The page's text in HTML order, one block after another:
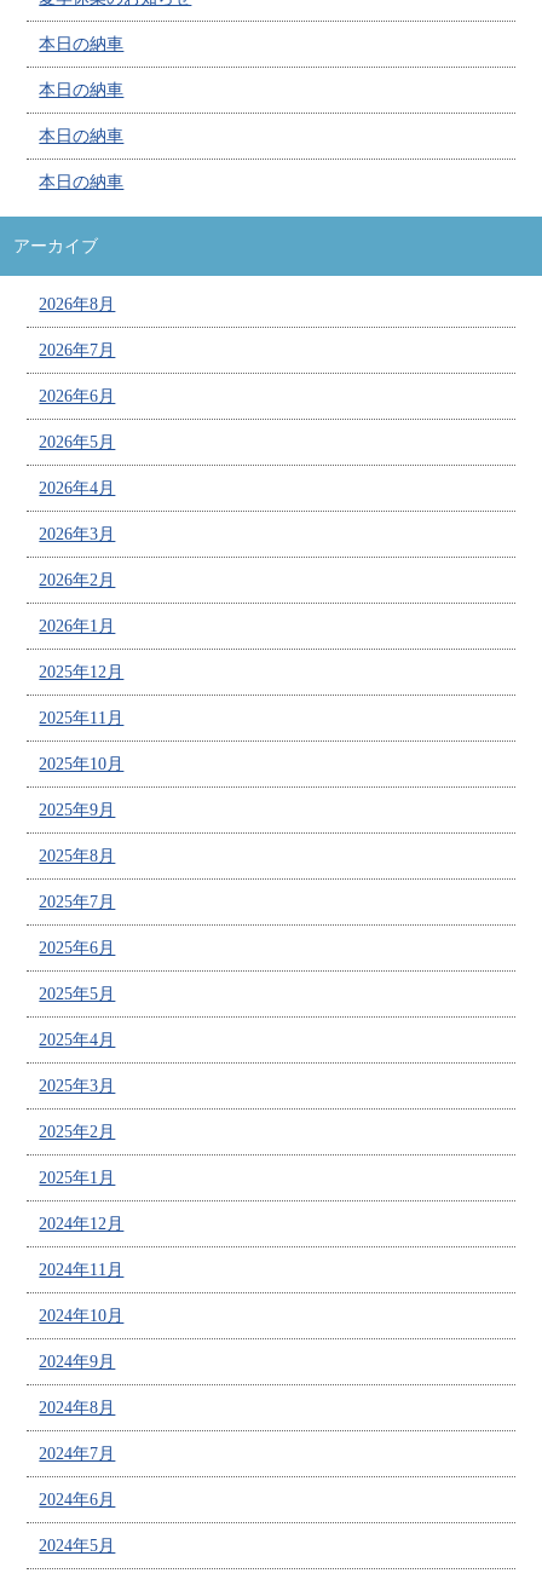
本日の納車
本日の納車
本日の納車
本日の納車
アーカイブ
2026年8月
2026年7月
2026年6月
2026年5月
2026年4月
2026年3月
2026年2月
2026年1月
2025年12月
2025年11月
2025年10月
2025年9月
2025年8月
2025年7月
2025年6月
2025年5月
2025年4月
2025年3月
2025年2月
2025年1月
2024年12月
2024年11月
2024年10月
2024年9月
2024年8月
2024年7月
2024年6月
2024年5月